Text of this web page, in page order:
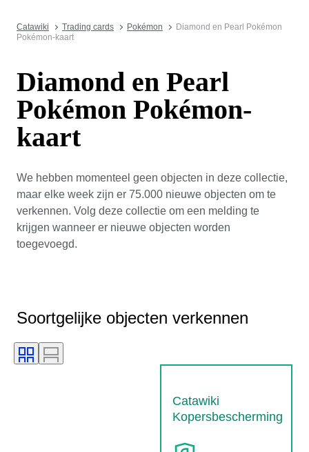
Catawiki Trading cards Pokémon
Diamond en Pearl Pokémon
Pokémon-kaart
Diamond en Pearl
Pokémon Pokémon-
kaart
We hebben momenteel geen objecten in deze collectie,
maar elke week zijn er 75.000 nieuwe objecten om te
verkennen. Volg deze collectie om een melding te
krijgen wanneer er nieuwe objecten worden
toegevoegd.
Soortgelijke objecten verkennen
Catawiki
Kopersbescherming